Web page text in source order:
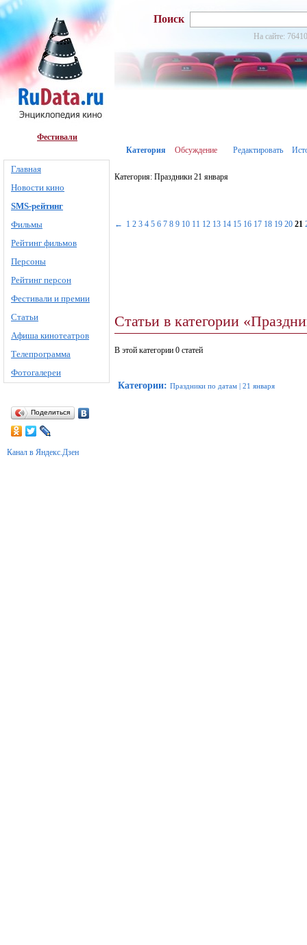
Фестивали
Главная
Новости кино
SMS-рейтинг
Фильмы
Рейтинг фильмов
Персоны
Рейтинг персон
Фестивали и премии
Статьи
Афиша кинотеатров
Телепрограмма
Фотогалереи
Поделиться
Канал в Яндекс.Дзен
Поиск
На сайте:
Категория Обсуждение Редактировать
Категория: Праздники 21 января
← 1 2 3 4 5 6 7 8 9 10 11 12 13 14 15 16 17 18 19 20 21
Статьи в категории
В этой категории 0 статей
Категории: Праздники по датам | 21 января